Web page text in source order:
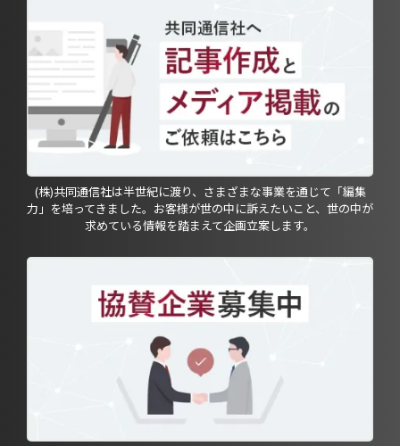
(株)共同通信社は半世紀に渡り、さまざまな事業を通じて「編集
力」を培ってきました。お客様が世の中に訴えたいこと、世の中が
求めている情報を踏まえて企画立案します。